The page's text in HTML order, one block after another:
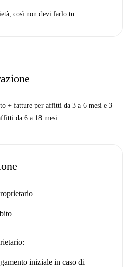
fissi. L'immobile è stato
oltre a locali italiani come
situato nelle vicinanze.
così non devi farlo tu.
+ fatture per affitti da 3 a 6 mesi e 3
da 6 a 18 mesi
iniziale in caso di